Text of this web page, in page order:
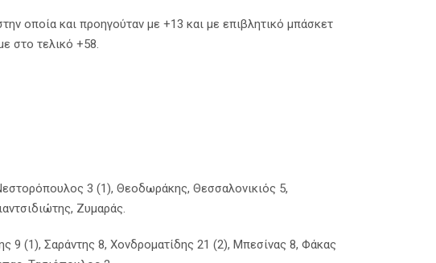
οποία και προηγούταν με +13 και με επιβλητικό μπάσκετ
στο τελικό +58.
3 (1), Θεοδωράκης, Θεσσαλονικιός 5,
Ζυμαράς.
9 (1), Σαράντης 8, Χονδροματίδης 21 (2), Μπεσίνας 8, Φάκας